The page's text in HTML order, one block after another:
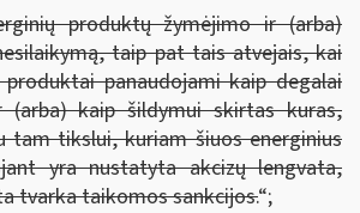
produktų žymėjimo ir (arba)
taip pat tais atvejais, kai
panaudojami kaip degalai
(arba) kaip šildymui skirtas kuras,
tam tikslui, kuriam šiuos energinius
yra nustatyta akcizų lengvata,
tvarka taikomos sankcijos.“;